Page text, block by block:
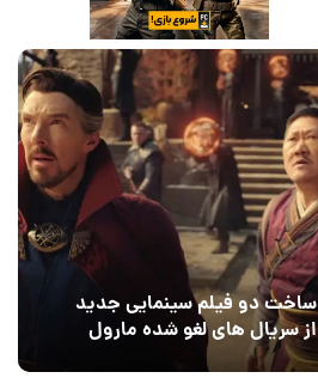
14 مرداد 1405
ساخت دو فیلم سینمایی جدید
از سریال های لغو شده مارول
۰